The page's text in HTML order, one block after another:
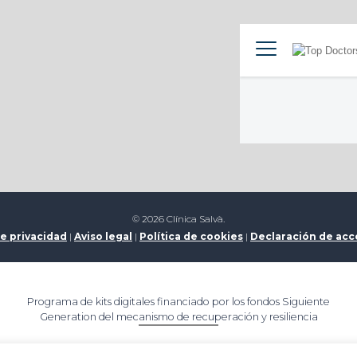
© 2026 Clínica Salvà.
privacidad | Aviso legal | Política de cookies | Declaración de
Programa de kits digitales financiado por los fondos Siguiente
Generation del mecanismo de recuperación y resiliencia